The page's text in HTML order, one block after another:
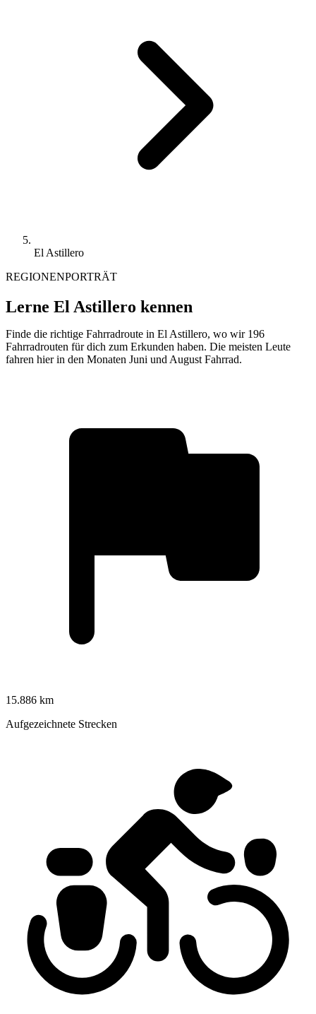
El Astillero
REGIONENPORTRÄT
Lerne El Astillero kennen
Finde die richtige Fahrradroute in El Astillero, wo wir 196
Fahrradrouten für dich zum Erkunden haben. Die meisten Leute
fahren hier in den Monaten Juni und August Fahrrad.
15.886 km
Aufgezeichnete Strecken